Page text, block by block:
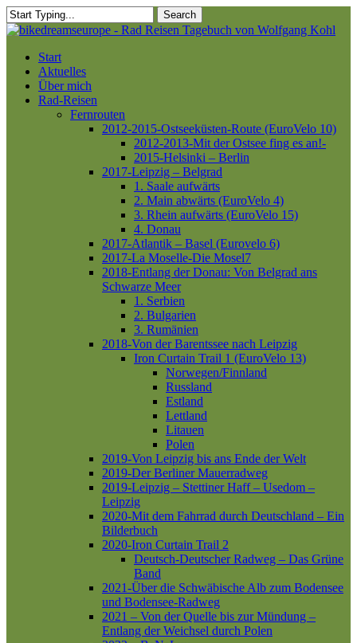
Skip
to
content
Search
Close
Menu
Start
Aktuelles
Über mich
Rad-Reisen
Fernrouten
2012-2015-Ostseeküsten-Route (EuroVelo 10)
2012-2013-Mit der Ostsee fing es an!-
2015-Helsinki – Berlin
2017-Leipzig – Belgrad
1. Saale aufwärts
2. Main abwärts (EuroVelo 4)
3. Rhein aufwärts (EuroVelo 15)
4. Donau
2017-Atlantik – Basel (Eurovelo 6)
2017-La Moselle-Die Mosel7
2018-Entlang der Donau: Von Belgrad ans
Schwarze Meer
1. Serbien
2. Bulgarien
3. Rumänien
2018-Von der Barentssee nach Leipzig
Iron Curtain Trail 1 (EuroVelo 13)
Norwegen/Finnland
Russland
Estland
Lettland
Litauen
Polen
2019-Von Leipzig bis ans Ende der Welt
2019-Der Berliner Mauerradweg
2019-Leipzig – Stettiner Haff – Usedom –
Leipzig
2020-Mit dem Fahrrad durch Deutschland – Ein
Bilderbuch
2020-Iron Curtain Trail 2
Deutsch-Deutscher Radweg – Das Grüne
Band
2021-Über die Schwäbische Alb zum Bodensee
und Bodensee-Radweg
2021 – Von der Quelle bis zur Mündung –
Entlang der Weichsel durch Polen